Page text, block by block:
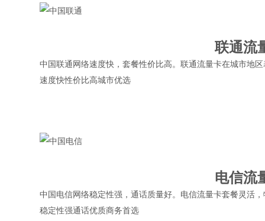
联通流
中国联通网络速度快，套餐性价比高。联通流量卡在城市地
速度快性价比高城市优选
电信流
中国电信网络稳定性强，通话质量好。电信流量卡套餐灵活
稳定性强通话优质商务首选